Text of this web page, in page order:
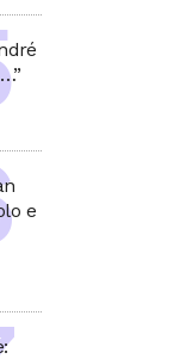
e